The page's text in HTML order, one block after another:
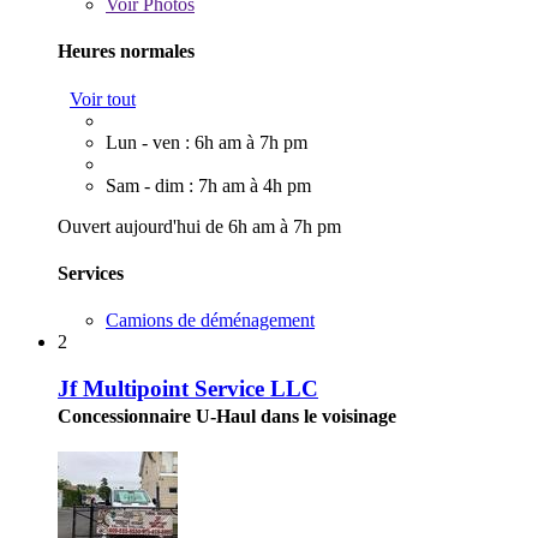
VoirPhotos
Heures normales
Voir tout
Lun - ven : 6h am à 7h pm
Sam - dim : 7h am à 4h pm
Ouvert aujourd'hui de 6h am à 7h pm
Services
Camions de déménagement
2
Jf Multipoint Service LLC
Concessionnaire U-Haul dans le voisinage